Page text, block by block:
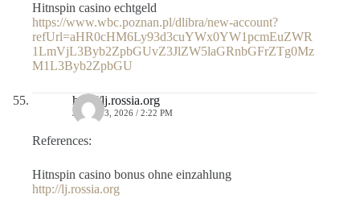
Hitnspin casino echtgeld
https://www.wbc.poznan.pl/dlibra/new-account?
refUrl=aHR0cHM6Ly93d3cuYWx0YW1pcmEuZWR
1LmVjL3Byb2ZpbGUvZ3JlZW5laGRnbGFrZTg0Mz
M1L3Byb2ZpbGU
http://lj.rossia.org
JULIO 13, 2026 / 2:22 PM
References:
Hitnspin casino bonus ohne einzahlung
http://lj.rossia.org